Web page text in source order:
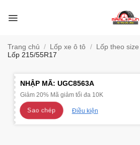
qua
Trang chủ / Lốp xe ô tô / Lốp theo size
Lốp 215/55R17
NHẬP MÃ: UGC8563A
Giảm 20% Mã giảm tối đa 10K
Sao chép Điều kiện